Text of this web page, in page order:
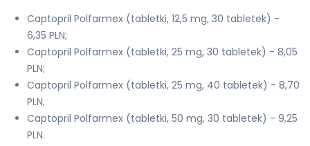
Captopril Polfarmex (tabletki, 12,5 mg, 30 tabletek) -
6,35 PLN;
Captopril Polfarmex (tabletki, 25 mg, 30 tabletek) - 8,05
PLN;
Captopril Polfarmex (tabletki, 25 mg, 40 tabletek) - 8,70
PLN;
Captopril Polfarmex (tabletki, 50 mg, 30 tabletek) - 9,25
PLN.